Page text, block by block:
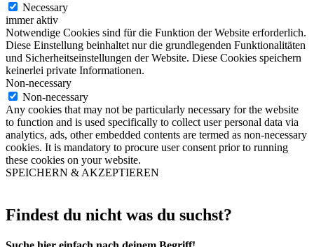
Necessary
immer aktiv
Notwendige Cookies sind für die Funktion der Website erforderlich.
Diese Einstellung beinhaltet nur die grundlegenden Funktionalitäten
und Sicherheitseinstellungen der Website. Diese Cookies speichern
keinerlei private Informationen.
Non-necessary
Non-necessary
Any cookies that may not be particularly necessary for the website
to function and is used specifically to collect user personal data via
analytics, ads, other embedded contents are termed as non-necessary
cookies. It is mandatory to procure user consent prior to running
these cookies on your website.
SPEICHERN & AKZEPTIEREN
Findest du nicht was du suchst?